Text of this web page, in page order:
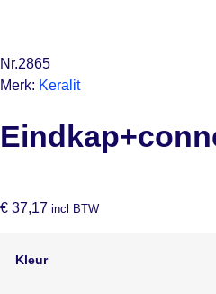
Nr.2865
Merk: Keralit
€ 37,17 incl BTW
Kleur